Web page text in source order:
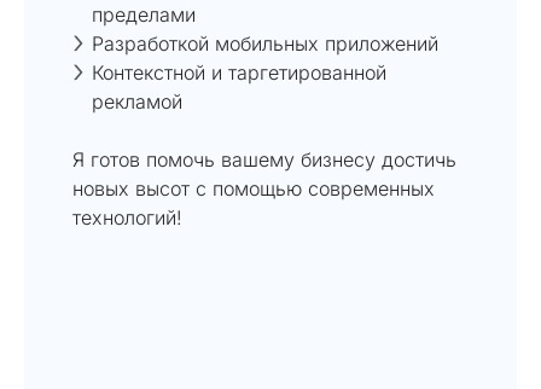
пределами
Разработкой мобильных приложений
Контекстной и таргетированной
рекламой
Я готов помочь вашему бизнесу достичь
новых высот с помощью современных
технологий!